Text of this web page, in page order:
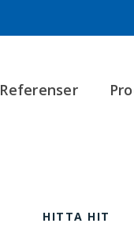
Referenser
HITTA HIT